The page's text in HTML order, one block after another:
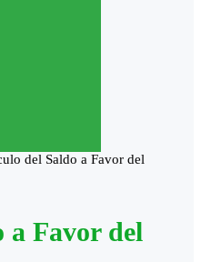
del Saldo a Favor del
a Favor del